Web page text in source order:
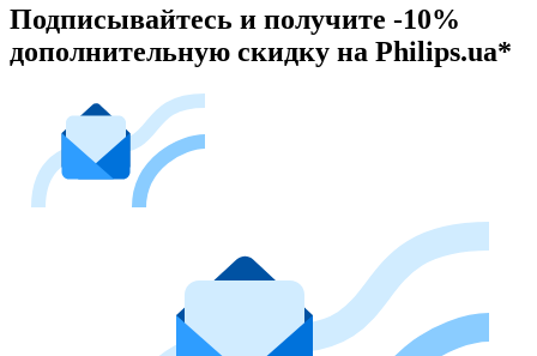
Подписывайтесь и получите -10%
дополнительную скидку на Philips.ua*